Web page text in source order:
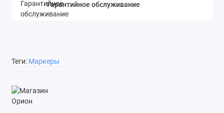
Гарантийное обслуживание
Теги: Маркеры